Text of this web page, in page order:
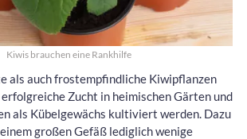
Kiwis brauchen eine Rankhilfe
als auch frostempfindliche Kiwipflanzen
Zucht in heimischen Gärten und
als Kübelgewächs kultiviert werden. Dazu
großen Gefäß lediglich wenige